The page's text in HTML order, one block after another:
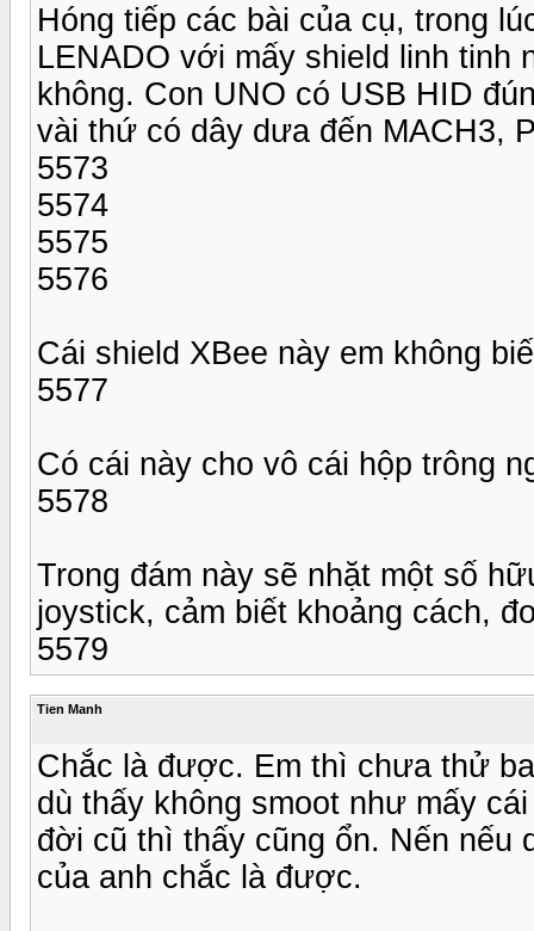
Hóng tiếp các bài của cụ, trong
LENADO với mấy shield linh tinh
không. Con UNO có USB HID
vài thứ có dây dưa đến MACH3,
5573
5574
5575
5576
Cái shield XBee này em không
5577
Có cái này cho vô cái hộp trông
5578
Trong đám này sẽ nhặt một số
joystick, cảm biết khoảng cách,
5579
Tien Manh
Chắc là được. Em thì chưa thử
dù thấy không smoot như mấy
đời cũ thì thấy cũng ổn. Nến nếu
của anh chắc là được.